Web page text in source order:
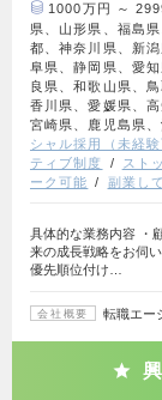
1000万円 ～
県、山形県、福島
都、神奈川県、新
阜県、静岡県、愛
良県、和歌山県、
香川県、愛媛県、
宮崎県、鹿児島県
シャル採用（未経験
ティブ制度
スト
ーク可能
副業し
具体的な業務内容
来の成長戦略をお伺
優先順位付け…
会社概要 転職エー